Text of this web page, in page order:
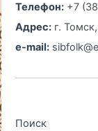
Телефон: +7
Адрес: г.
e-mail:
Поиск